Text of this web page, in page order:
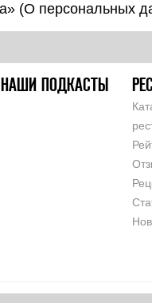
(О персональных
НАШИ ПОДКАСТЫ